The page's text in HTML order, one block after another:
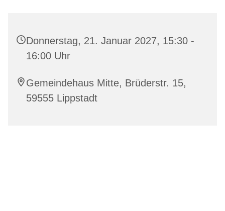
Donnerstag, 21. Januar 2027, 15:30 -
16:00 Uhr
Gemeindehaus Mitte, Brüderstr. 15,
59555 Lippstadt